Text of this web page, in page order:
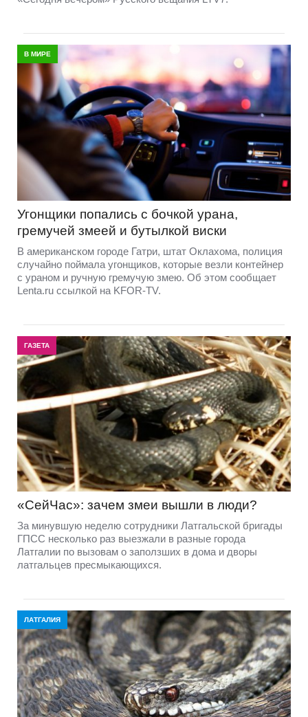
В МИРЕ
Угонщики попались с бочкой урана,
гремучей змеей и бутылкой виски
В американском городе Гатри, штат Оклахома, полиция
случайно поймала угонщиков, которые везли контейнер
с ураном и ручную гремучую змею. Об этом сообщает
Lenta.ru ссылкой на KFOR-TV.
ГАЗЕТА
«СейЧас»: зачем змеи вышли в люди?
За минувшую неделю сотрудники Латгальской бригады
ГПСС несколько раз выезжали в разные города
Латгалии по вызовам о заползших в дома и дворы
латгальцев пресмыкающихся.
ЛАТГАЛИЯ